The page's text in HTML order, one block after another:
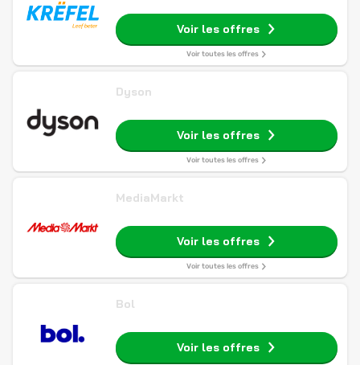
Voir les offres
Voir toutes les offres
Dyson
Voir les offres
Voir toutes les offres
MediaMarkt
Voir les offres
Voir toutes les offres
Bol
Voir les offres